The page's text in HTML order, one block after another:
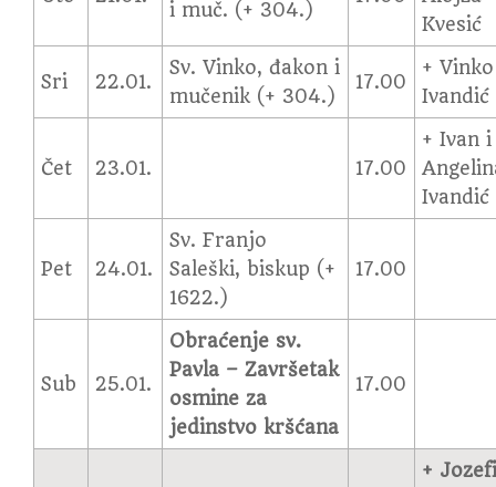
i muč. (+ 304.)
Kvesić
Sri 22.01.
Sv. Vinko, đakon i
mučenik (+ 304.)
17.00
+ Vinko
Ivandić
Čet 23.01. 17.00
+ Ivan i
Ivandić
Pet 24.01.
Sv. Franjo
Saleški, biskup (+
1622.)
17.00
Sub 25.01.
Obraćenje sv.
Pavla – Završetak
osmine za
jedinstvo kršćana
17.00
+